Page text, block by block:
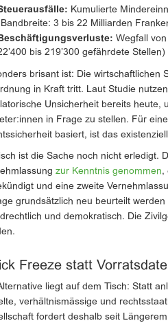
Kumulierte
3 bis 22 Milliarden
Beschäftigungsverluste: Wegfall
bis 219’300 gefährdete Stellen)
brisant ist: Die wirtschaftlichen
in Kraft tritt. Laut Studie
Unsicherheit bereits heute,
in Frage zu stellen. Für
basiert, ist das
ist die Sache noch nicht erledigt.
zur Kenntnis genommen,
und eine zweite
grundsätzlich neu beurteilt
und demokratisch. Die
Freeze statt
liegt auf dem Tisch: Statt
verhältnismässige und
fordert deshalb seit Längerem